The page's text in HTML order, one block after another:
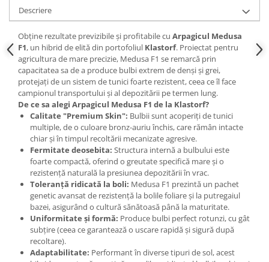
Accesorii gard electric
Accesorii irigat
Araci/ Suporti plante
Candele / Rezerve / Lumanari
Carabine/ carlige
Diverse casa si gradina
Diverse depozitare
Echipament protectie gradina
Fir/Ata de legat
Foarfeci
Furtun / banda / tub
Motofierastrau / Drujba
Pila motofierastrau / drujba
Plantator
Descriere
Obține rezultate previzibile și profitabile cu Arpagicul Medusa
F1, un hibrid de elită din portofoliul Klastorf. Proiectat pentru
agricultura de mare precizie, Medusa F1 se remarcă prin
capacitatea sa de a produce bulbi extrem de denși și grei,
protejați de un sistem de tunici foarte rezistent, ceea ce îl face
campionul transportului și al depozitării pe termen lung.
De ce sa alegi Arpagicul Medusa F1 de la Klastorf?
Calitate "Premium Skin": Bulbii sunt acoperiți de tunici
multiple, de o culoare bronz-auriu închis, care rămân intacte
chiar și în timpul recoltării mecanizate agresive.
Fermitate deosebita: Structura internă a bulbului este
foarte compactă, oferind o greutate specifică mare și o
rezistență naturală la presiunea depozitării în vrac.
Toleranță ridicată la boli: Medusa F1 prezintă un pachet
genetic avansat de rezistență la bolile foliare și la putregaiul
bazei, asigurând o cultură sănătoasă până la maturitate.
Uniformitate și formă: Produce bulbi perfect rotunzi, cu gât
subțire (ceea ce garantează o uscare rapidă și sigură după
recoltare).
Adaptabilitate: Performant în diverse tipuri de sol, acest